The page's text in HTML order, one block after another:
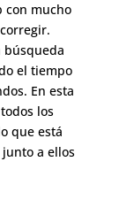
con mucho
búsqueda
el tiempo
En esta
los
que está
a ellos